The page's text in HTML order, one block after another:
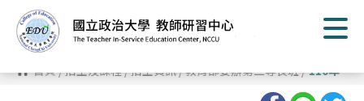
到
主
要
容 首頁/招生及課程/招生資訊/教育部委辦第二專長班/110年